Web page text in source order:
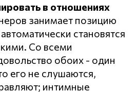
в отношениях
занимает позицию
становятся
Со всеми
обоих - один
его не слушаются,
интимные